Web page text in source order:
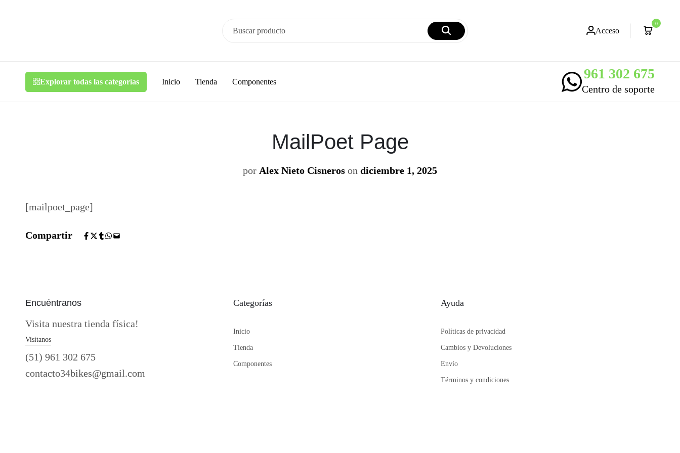
Acceso
0
Explorar todas las categorías Inicio Tienda Componentes
961 302 675
Centro de soporte
MailPoet Page
por Alex Nieto Cisneros on diciembre 1, 2025
[mailpoet_page]
Compartir
Encuéntranos
Visita nuestra tienda física!
Visítanos
(51) 961 302 675
contacto34bikes@gmail.com
Categorías
Inicio
Tienda
Componentes
Ayuda
Políticas de privacidad
Cambios y Devoluciones
Envío
Términos y condiciones